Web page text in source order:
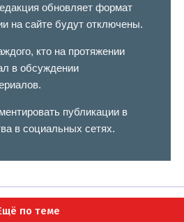
обновляет формат
на сайте будут отключены.
кто на протяжении
в обсуждении
публикации в
в социальных сетях.
по теме